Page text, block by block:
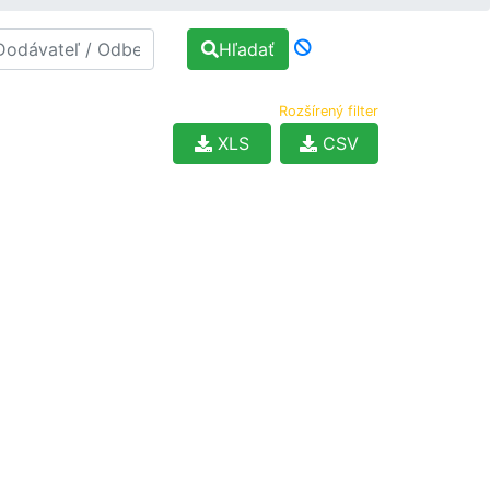
Hľadať
Rozšírený filter
CSV
XLS